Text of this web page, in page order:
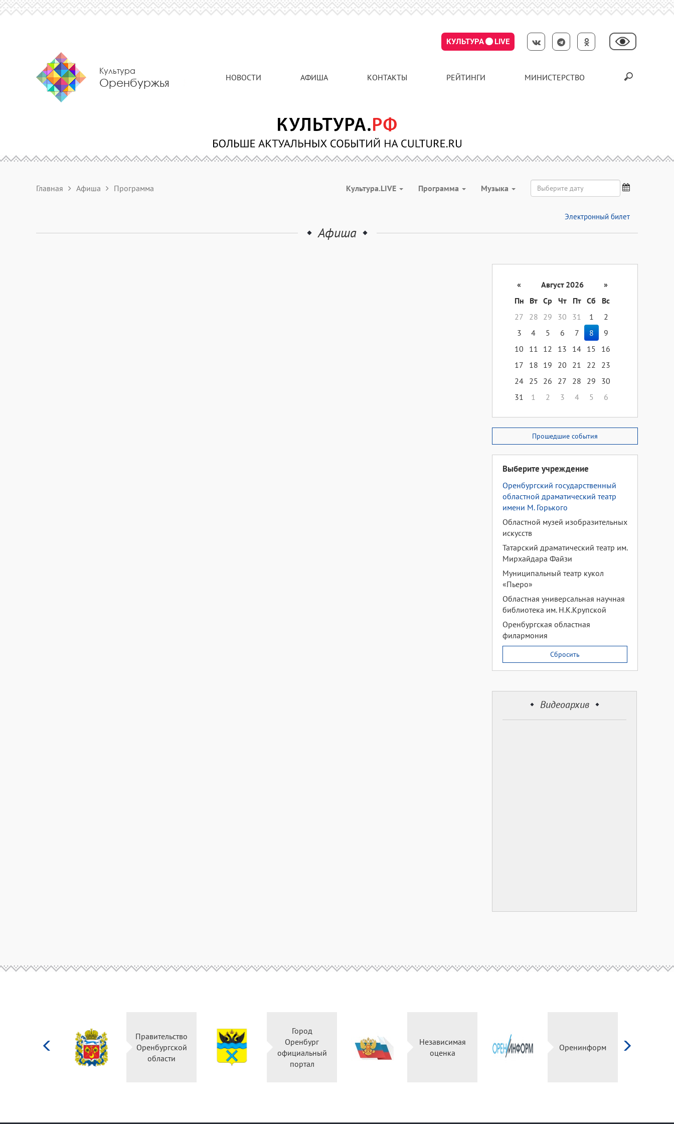
КУЛЬТУРА LIVE
Культура
Оренбуржья НОВОСТИ АФИША КОНТАКТЫ РЕЙТИНГИ МИНИСТЕРСТВО
Главная Афиша Программа Культура.LIVE Программа Музыка
Электронный билет
Афиша
« Август 2026
»
Пн
Вт Ср Чт Пт Сб
Вс
27
28 29 30 31 1
2
3
4 5 6 7 8
9
10
11 12 13 14 15
16
17
18 19 20 21 22
23
24 25 26 27 28 29
30
31
1 2 3 4 5 6
Прошедшие события
Выберите учреждение
Оренбургский государственный
областной драматический театр
имени М. Горького
Областной музей изобразительных
искусств
Татарский драматический театр им.
Мирхайдара Файзи
Муниципальный театр кукол
«Пьеро»
Областная универсальная научная
библиотека им. Н.К.Крупской
Оренбургская областная
филармония
Сбросить
Видеоархив
Правительство
Оренбургской
области
Город
Оренбург
официальный
портал
Независимая
оценка
Оренинформ